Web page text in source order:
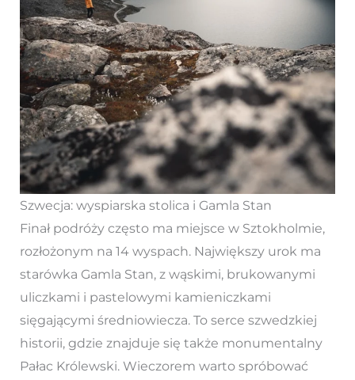
Szwecja: wyspiarska stolica i Gamla Stan
Finał podróży często ma miejsce w Sztokholmie,
rozłożonym na 14 wyspach. Największy urok ma
starówka Gamla Stan, z wąskimi, brukowanymi
uliczkami i pastelowymi kamieniczkami
sięgającymi średniowiecza. To serce szwedzkiej
historii, gdzie znajduje się także monumentalny
Pałac Królewski. Wieczorem warto spróbować